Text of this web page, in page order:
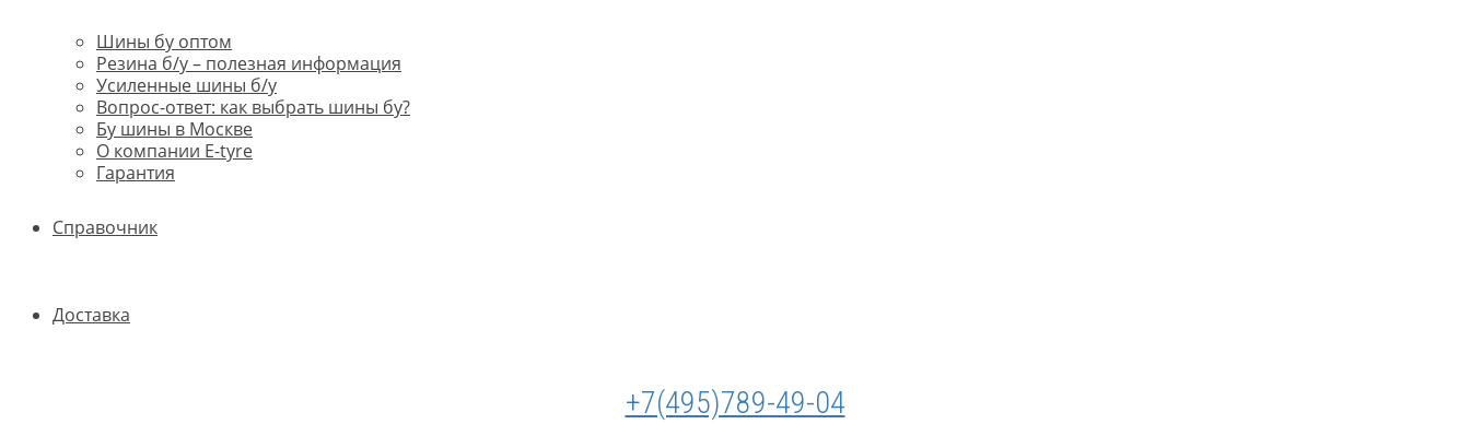
Шины бу оптом
Резина б/у – полезная информация
Усиленные шины б/у
Вопрос-ответ: как выбрать шины бу?
Бу шины в Москве
О компании E-tyre
Гарантия
Справочник
Доставка
+7(495)789-49-04